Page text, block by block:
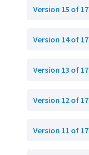
Version 15 of 17
Version 14 of 17
Version 13 of 17
Version 12 of 17
Version 11 of 17